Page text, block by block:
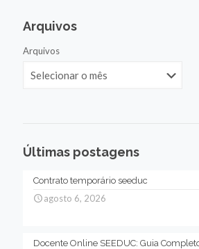
Arquivos
Arquivos
Últimas postagens
Contrato temporário seeduc
agosto 6, 2026
Docente Online SEEDUC: Guia